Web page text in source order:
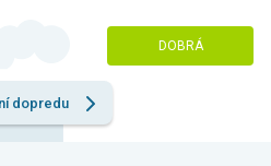
DOBRÁ
dopredu